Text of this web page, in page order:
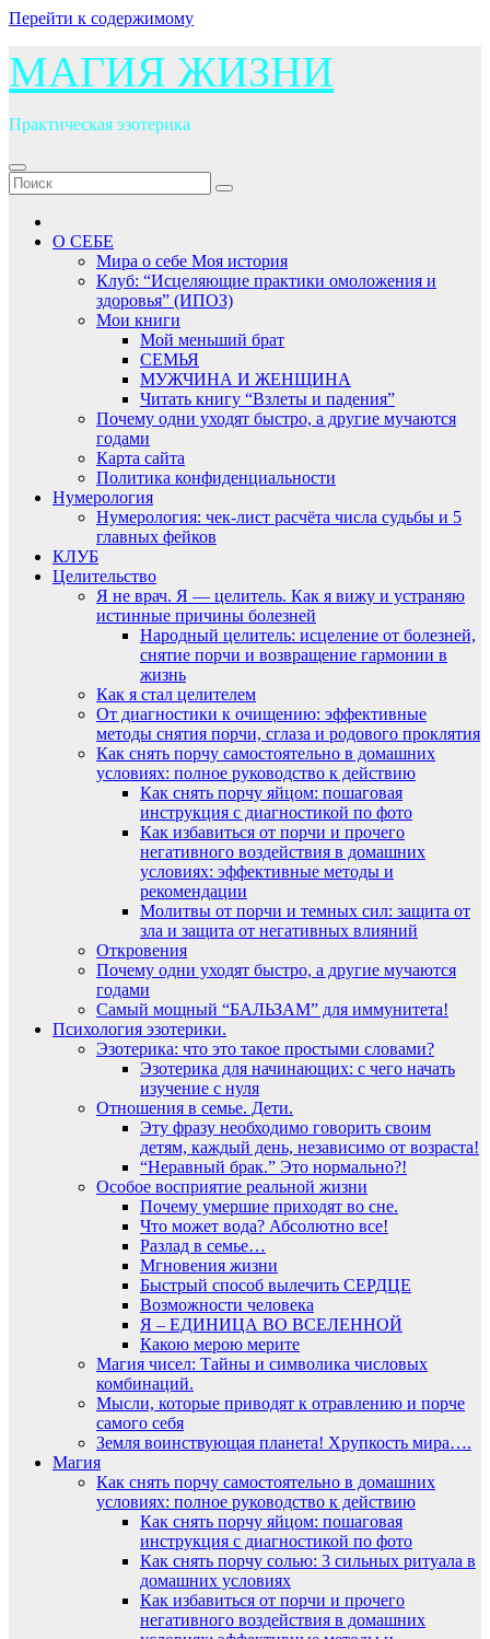
Перейти к содержимому
МАГИЯ ЖИЗНИ
Практическая эзотерика
О СЕБЕ
Мира о себе Моя история
Клуб: “Исцеляющие практики омоложения и
здоровья” (ИПОЗ)
Мои книги
Мой меньший брат
СЕМЬЯ
МУЖЧИНА И ЖЕНЩИНА
Читать книгу “Взлеты и падения”
Почему одни уходят быстро, а другие мучаются
годами
Карта сайта
Политика конфиденциальности
Нумерология
Нумерология: чек-лист расчёта числа судьбы и 5
главных фейков
КЛУБ
Целительство
Я не врач. Я — целитель. Как я вижу и устраняю
истинные причины болезней
Народный целитель: исцеление от болезней,
снятие порчи и возвращение гармонии в
жизнь
Как я стал целителем
От диагностики к очищению: эффективные
методы снятия порчи, сглаза и родового проклятия
Как снять порчу самостоятельно в домашних
условиях: полное руководство к действию
Как снять порчу яйцом: пошаговая
инструкция с диагностикой по фото
Как избавиться от порчи и прочего
негативного воздействия в домашних
условиях: эффективные методы и
рекомендации
Молитвы от порчи и темных сил: защита от
зла и защита от негативных влияний
Откровения
Почему одни уходят быстро, а другие мучаются
годами
Самый мощный “БАЛЬЗАМ” для иммунитета!
Психология эзотерики.
Эзотерика: что это такое простыми словами?
Эзотерика для начинающих: с чего начать
изучение с нуля
Отношения в семье. Дети.
Эту фразу необходимо говорить своим
детям, каждый день, независимо от возраста!
“Неравный брак.” Это нормально?!
Особое восприятие реальной жизни
Почему умершие приходят во сне.
Что может вода? Абсолютно все!
Разлад в семье…
Мгновения жизни
Быстрый способ вылечить СЕРДЦЕ
Возможности человека
Я – ЕДИНИЦА ВО ВСЕЛЕННОЙ
Какою мерою мерите
Магия чисел: Тайны и символика числовых
комбинаций.
Мысли, которые приводят к отравлению и порче
самого себя
Земля воинствующая планета! Хрупкость мира….
Магия
Как снять порчу самостоятельно в домашних
условиях: полное руководство к действию
Как снять порчу яйцом: пошаговая
инструкция с диагностикой по фото
Как снять порчу солью: 3 сильных ритуала в
домашних условиях
Как избавиться от порчи и прочего
негативного воздействия в домашних